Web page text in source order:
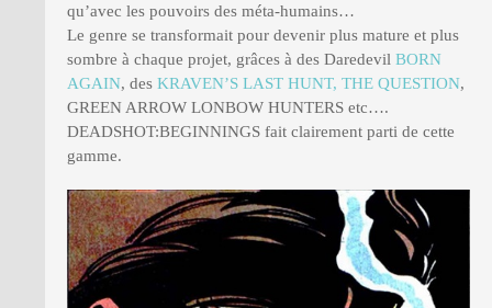
qu’avec les pouvoirs des méta-humains…
Le genre se transformait pour devenir plus mature et plus
sombre à chaque projet, grâces à des Daredevil BORN
AGAIN, des KRAVEN’S LAST HUNT, THE QUESTION,
GREEN ARROW LONBOW HUNTERS etc….
DEADSHOT:BEGINNINGS fait clairement parti de cette
gamme.